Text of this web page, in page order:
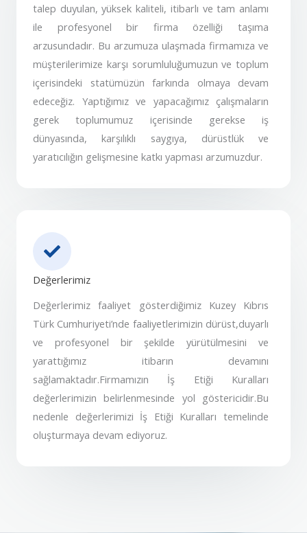
talep duyulan, yüksek kaliteli, itibarlı ve tam anlamı
ile profesyonel bir firma özelliği taşıma
arzusundadır. Bu arzumuza ulaşmada firmamıza ve
müşterilerimize karşı sorumluluğumuzun ve toplum
içerisindeki statümüzün farkında olmaya devam
edeceğiz. Yaptığımız ve yapacağımız çalışmaların
gerek toplumumuz içerisinde gerekse iş
dünyasında, karşılıklı saygıya, dürüstlük ve
yaratıcılığın gelişmesine katkı yapması arzumuzdur.
Değerlerimiz
Değerlerimiz faaliyet gösterdiğimiz Kuzey Kıbrıs
Türk Cumhuriyeti’nde faaliyetlerimizin dürüst,duyarlı
ve profesyonel bir şekilde yürütülmesini ve
yarattığımız itibarın devamını
sağlamaktadır.Firmamızın İş Etiği Kuralları
değerlerimizin belirlenmesinde yol göstericidir.Bu
nedenle değerlerimizi İş Etiği Kuralları temelinde
oluşturmaya devam ediyoruz.